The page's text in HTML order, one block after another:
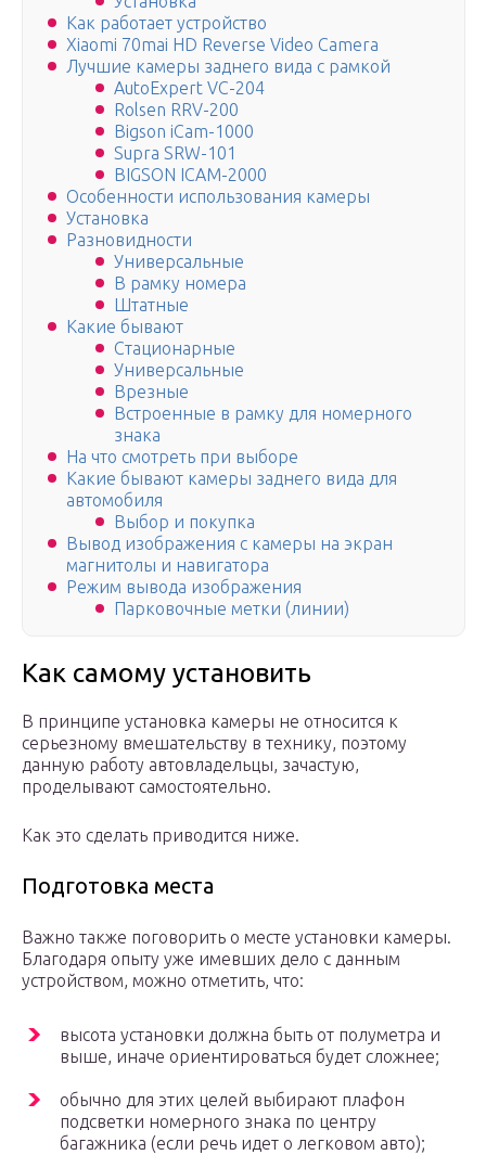
Как работает устройство
Xiaomi 70mai HD Reverse Video Camera
Лучшие камеры заднего вида с рамкой
AutoExpert VC-204
Rolsen RRV-200
Bigson iCam-1000
Supra SRW-101
BIGSON ICAM-2000
Особенности использования камеры
Установка
Разновидности
Универсальные
В рамку номера
Штатные
Какие бывают
Стационарные
Универсальные
Врезные
Встроенные в рамку для номерного
знака
На что смотреть при выборе
Какие бывают камеры заднего вида для
автомобиля
Выбор и покупка
Вывод изображения с камеры на экран
магнитолы и навигатора
Режим вывода изображения
Парковочные метки (линии)
Как самому установить
В принципе установка камеры не относится к
серьезному вмешательству в технику, поэтому
данную работу автовладельцы, зачастую,
проделывают самостоятельно.
Как это сделать приводится ниже.
Подготовка места
Важно также поговорить о месте установки камеры.
Благодаря опыту уже имевших дело с данным
устройством, можно отметить, что:
высота установки должна быть от полуметра и
выше, иначе ориентироваться будет сложнее;
обычно для этих целей выбирают плафон
подсветки номерного знака по центру
багажника (если речь идет о легковом авто);